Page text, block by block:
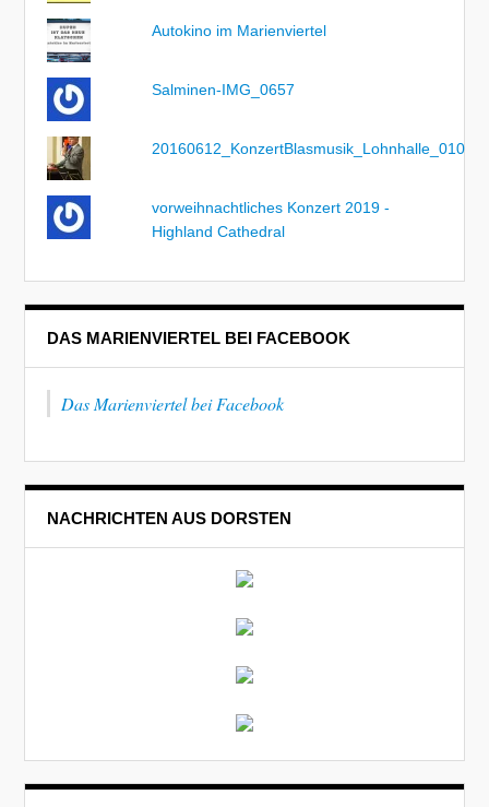
Autokino im Marienviertel
Salminen-IMG_0657
20160612_KonzertBlasmusik_Lohnhalle_010
vorweihnachtliches Konzert 2019 -
Highland Cathedral
DAS MARIENVIERTEL BEI FACEBOOK
Das Marienviertel bei Facebook
NACHRICHTEN AUS DORSTEN